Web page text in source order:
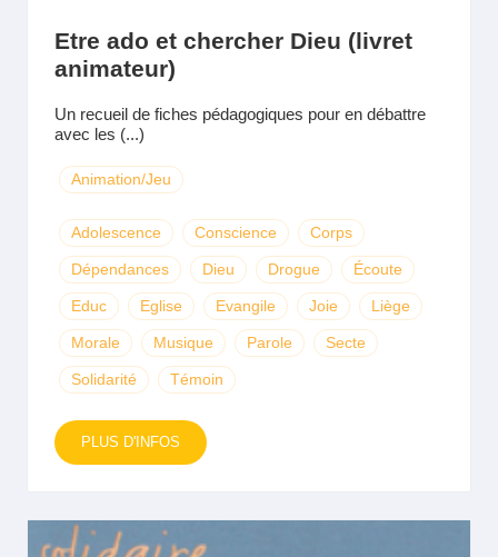
Etre ado et chercher Dieu (livret
animateur)
Un recueil de fiches pédagogiques pour en débattre
avec les (...)
Animation/Jeu
Adolescence Conscience Corps
Dépendances Dieu Drogue Écoute
Educ Eglise Evangile Joie Liège
Morale Musique Parole Secte
Solidarité Témoin
PLUS D'INFOS